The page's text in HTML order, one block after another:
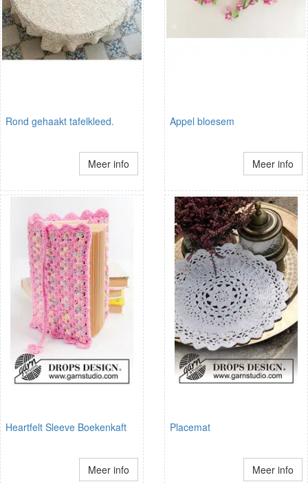
Rond gehaakt tafelkleed.
Meer info
Appel bloesem
Meer info
Heartfelt Sleeve Boekenkaft
Meer info
Placemat
Meer info